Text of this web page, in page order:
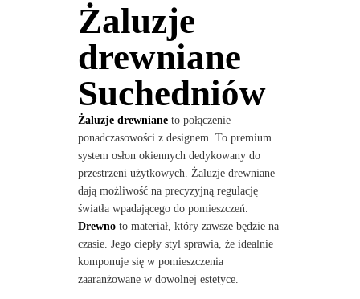
Żaluzje
drewniane
Suchedniów
Żaluzje drewnianeto połączenie
ponadczasowości z designem. To premium
system osłon okiennych dedykowany do
przestrzeni użytkowych. Żaluzje drewniane
dają możliwość na precyzyjną regulację
światła wpadającego do pomieszczeń.
Drewnoto materiał, który zawsze będzie na
czasie. Jego ciepły styl sprawia, że idealnie
komponuje się w pomieszczenia
zaaranżowane w dowolnej estetyce.